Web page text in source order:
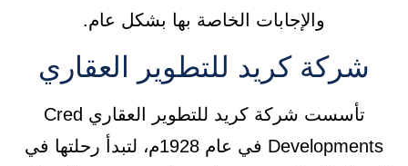
والإجابات الخاصة بها بشكل عام.
شركة كريد للتطوير العقاري
تأسست شركة كريد للتطوير العقاري Cred
Developments في عام 1928م، لتبدأ رحلتها في